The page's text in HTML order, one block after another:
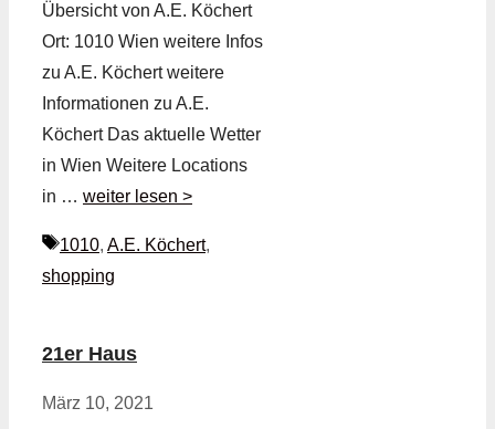
Übersicht von A.E. Köchert
Ort: 1010 Wien weitere Infos
zu A.E. Köchert weitere
Informationen zu A.E.
Köchert Das aktuelle Wetter
in Wien Weitere Locations
in … weiter lesen >
Schlagwörter
1010, A.E. Köchert,
shopping
21er Haus
März 10, 2021